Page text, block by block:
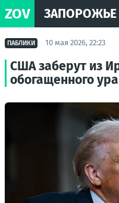
ZOV ЗАПОРОЖЬЕ
ПАБЛИКИ 10 мая 2026, 22:23
США заберут из
обогащенного